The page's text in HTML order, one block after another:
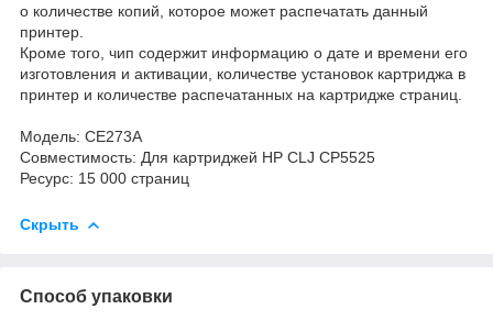
о количестве копий, которое может распечатать данный
принтер.
Кроме того, чип содержит информацию о дате и времени его
изготовления и активации, количестве установок картриджа в
принтер и количестве распечатанных на картридже страниц.
Модель: CE273A
Совместимость: Для картриджей HP CLJ CP5525
Ресурс: 15 000 страниц
Скрыть
Способ упаковки